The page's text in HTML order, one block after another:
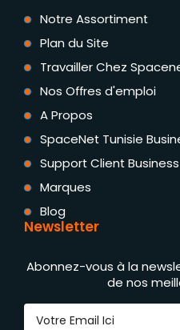
Notre Assortiment
Plan du Site
Travailler Chez
Nos Offres d'emploi
A Propos
SpaceNet Tunisie
Support Client Business
Marques
Blog
Newsletter
Abonnez-vous à la
de nos